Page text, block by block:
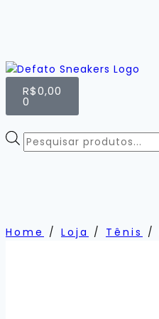
R$0,00
0
Home / Loja / Tênis /